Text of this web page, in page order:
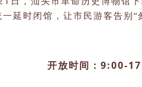
延时闭馆，让市民游客告别
开放时间：9:00-